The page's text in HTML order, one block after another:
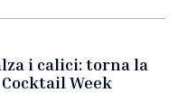
i calici: torna la
Week